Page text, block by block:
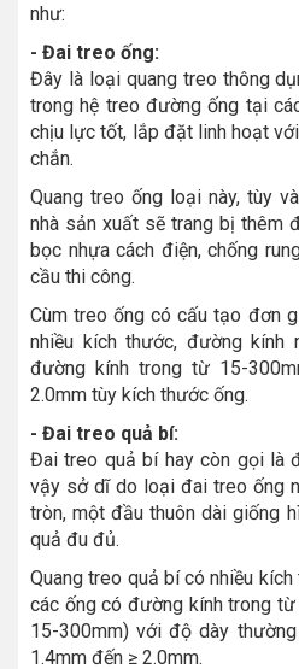
như:
- Đai treo ống:
Đây là loại quang treo thông
trong hệ treo đường ống tại
chịu lực tốt, lắp đặt linh hoạt
chắn.
Quang treo ống loại này, tùy
nhà sản xuất sẽ trang bị thêm
bọc nhựa cách điện, chống
cầu thi công.
Cùm treo ống có cấu tạo đơn
nhiều kích thước, đường
đường kính trong từ 15-
2.0mm tùy kích thước ống.
- Đai treo quả bí:
Đai treo quả bí hay còn gọi là
vậy sở dĩ do loại đai treo ống
tròn, một đầu thuôn dài giống
quả đu đủ.
Quang treo quả bí có nhiều
các ống có đường kính trong
15-300mm) với độ dày
1.4mm đến ≥ 2.0mm.